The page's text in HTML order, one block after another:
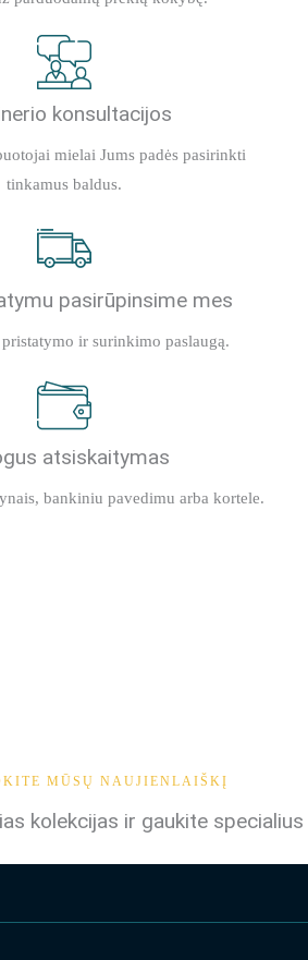
konsultacijos
mielai Jums padės pasirinkti
tinkamus baldus.
pasirūpinsime mes
ir surinkimo paslaugą.
atsiskaitymas
bankiniu pavedimu arba kortele.
MŪSŲ NAUJIENLAIŠKĮ
kolekcijas ir gaukite specialius